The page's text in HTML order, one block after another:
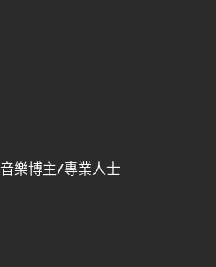
樂博主/專業人士